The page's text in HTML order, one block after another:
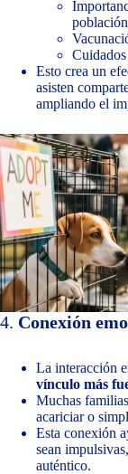
Esto crea un
asisten
ampliando el
4. Conexión
La interacción
vínculo más
Muchas
acariciar o
Esta conexión
sean
auténtico.